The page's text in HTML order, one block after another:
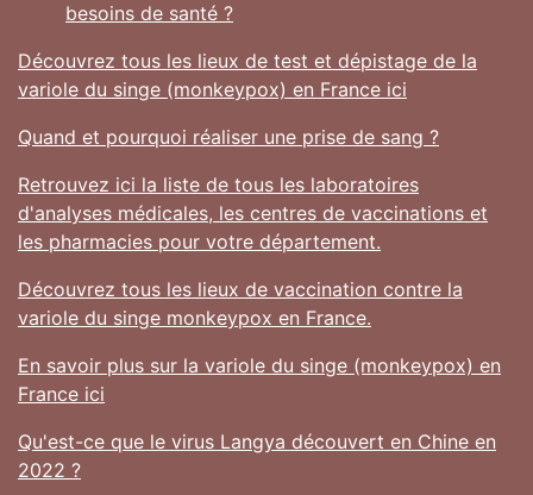
besoins de santé ?
Découvrez tous les lieux de test et dépistage de la
variole du singe (monkeypox) en France ici
Quand et pourquoi réaliser une prise de sang ?
Retrouvez ici la liste de tous les laboratoires
d'analyses médicales, les centres de vaccinations et
les pharmacies pour votre département.
Découvrez tous les lieux de vaccination contre la
variole du singe monkeypox en France.
En savoir plus sur la variole du singe (monkeypox) en
France ici
Qu'est-ce que le virus Langya découvert en Chine en
2022 ?